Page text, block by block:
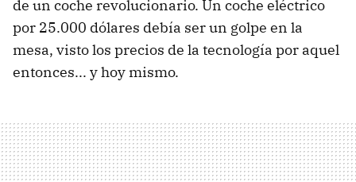
de un coche revolucionario. Un coche eléctrico
por 25.000 dólares debía ser un golpe en la
mesa, visto los precios de la tecnología por aquel
entonces... y hoy mismo.